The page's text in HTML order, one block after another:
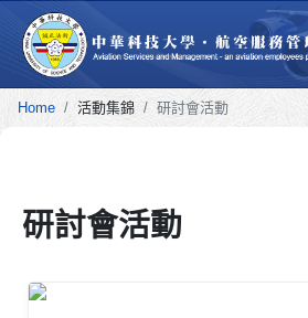
Home 活動集錦 研討會活動
研討會活動